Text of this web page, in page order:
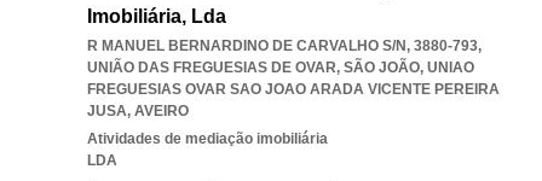
Imobiliária, Lda
R MANUEL BERNARDINO DE CARVALHO S/N, 3880-793,
UNIÃO DAS FREGUESIAS DE OVAR, SÃO JOÃO, UNIAO
FREGUESIAS OVAR SAO JOAO ARADA VICENTE PEREIRA
JUSA, AVEIRO
Atividades de mediação imobiliária
LDA